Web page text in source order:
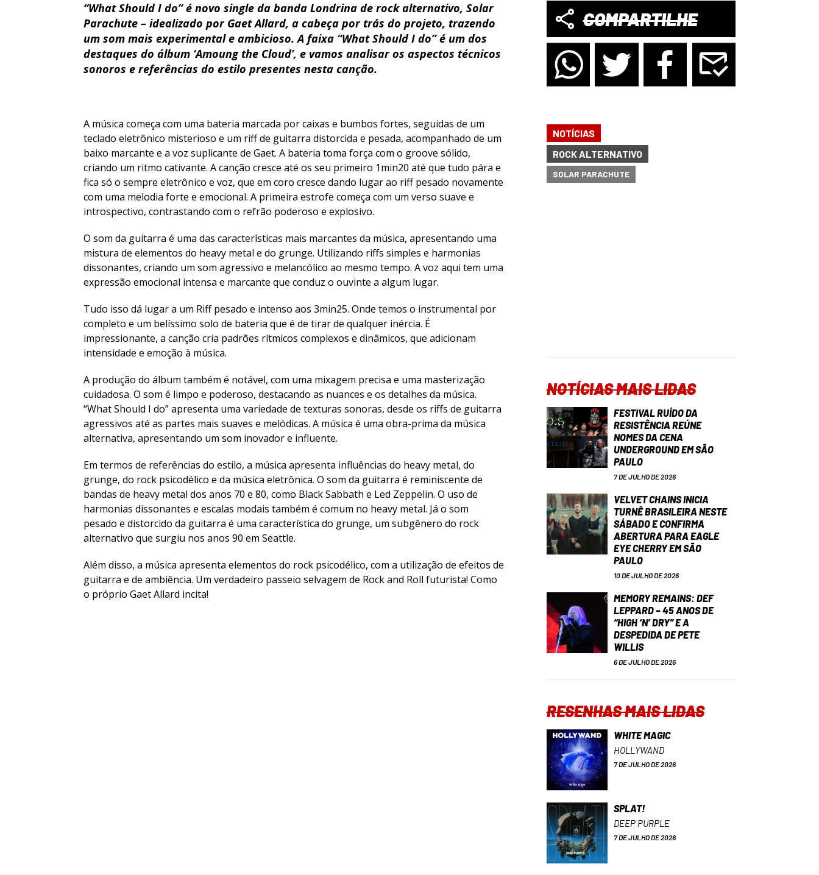
“What Should I do” é novo single da banda Londrina de rock alternativo, Solar
Parachute – idealizado por Gaet Allard, a cabeça por trás do projeto, trazendo
um som mais experimental e ambicioso. A faixa “What Should I do” é um dos
destaques do álbum ‘Amoung the Cloud’, e vamos analisar os aspectos técnicos
sonoros e referências do estilo presentes nesta canção.
A música começa com uma bateria marcada por caixas e bumbos fortes, seguidas de um
teclado eletrônico misterioso e um riff de guitarra distorcida e pesada, acompanhado de um
baixo marcante e a voz suplicante de Gaet. A bateria toma força com o groove sólido,
criando um ritmo cativante. A canção cresce até os seu primeiro 1min20 até que tudo pára e
fica só o sempre eletrônico e voz, que em coro cresce dando lugar ao riff pesado novamente
com uma melodia forte e emocional. A primeira estrofe começa com um verso suave e
introspectivo, contrastando com o refrão poderoso e explosivo.
O som da guitarra é uma das características mais marcantes da música, apresentando uma
mistura de elementos do heavy metal e do grunge. Utilizando riffs simples e harmonias
dissonantes, criando um som agressivo e melancólico ao mesmo tempo. A voz aqui tem uma
expressão emocional intensa e marcante que conduz o ouvinte a algum lugar.
Tudo isso dá lugar a um Riff pesado e intenso aos 3min25. Onde temos o instrumental por
completo e um belíssimo solo de bateria que é de tirar de qualquer inércia. É
impressionante, a canção cria padrões rítmicos complexos e dinâmicos, que adicionam
intensidade e emoção à música.
A produção do álbum também é notável, com uma mixagem precisa e uma masterização
cuidadosa. O som é limpo e poderoso, destacando as nuances e os detalhes da música.
“What Should I do” apresenta uma variedade de texturas sonoras, desde os riffs de guitarra
agressivos até as partes mais suaves e melódicas. A música é uma obra-prima da música
alternativa, apresentando um som inovador e influente.
Em termos de referências do estilo, a música apresenta influências do heavy metal, do
grunge, do rock psicodélico e da música eletrônica. O som da guitarra é reminiscente de
bandas de heavy metal dos anos 70 e 80, como Black Sabbath e Led Zeppelin. O uso de
harmonias dissonantes e escalas modais também é comum no heavy metal. Já o som
pesado e distorcido da guitarra é uma característica do grunge, um subgênero do rock
alternativo que surgiu nos anos 90 em Seattle.
Além disso, a música apresenta elementos do rock psicodélico, com a utilização de efeitos de
guitarra e de ambiência. Um verdadeiro passeio selvagem de Rock and Roll futurista! Como
o próprio Gaet Allard incita!
COMPARTILHE
NOTÍCIAS
ROCK ALTERNATIVO
SOLAR PARACHUTE
NOTÍCIAS MAIS LIDAS
FESTIVAL RUÍDO DA
RESISTÊNCIA REÚNE
NOMES DA CENA
UNDERGROUND EM SÃO
PAULO
7 DE JULHO DE 2026
VELVET CHAINS INICIA
TURNÊ BRASILEIRA NESTE
SÁBADO E CONFIRMA
ABERTURA PARA EAGLE
EYE CHERRY EM SÃO
PAULO
10 DE JULHO DE 2026
MEMORY REMAINS: DEF
LEPPARD – 45 ANOS DE
“HIGH ‘N’ DRY” E A
DESPEDIDA DE PETE
WILLIS
6 DE JULHO DE 2026
RESENHAS MAIS LIDAS
WHITE MAGIC
HOLLYWAND
7 DE JULHO DE 2026
SPLAT!
DEEP PURPLE
7 DE JULHO DE 2026